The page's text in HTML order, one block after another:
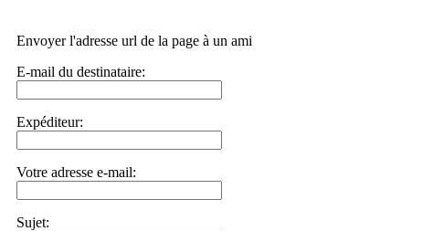
Envoyer l'adresse url de la page à un ami
E-mail du destinataire:
Expéditeur:
Votre adresse e-mail:
Sujet: